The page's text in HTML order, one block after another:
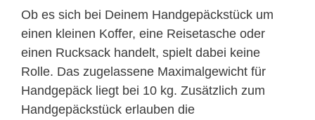
Ob es sich bei Deinem Handgepäckstück um
einen kleinen Koffer, eine Reisetasche oder
einen Rucksack handelt, spielt dabei keine
Rolle. Das zugelassene Maximalgewicht für
Handgepäck liegt bei 10 kg. Zusätzlich zum
Handgepäckstück erlauben die